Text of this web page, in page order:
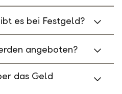
es bei Festgeld?
angeboten?
das Geld